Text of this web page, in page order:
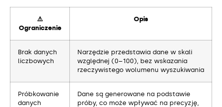
⚠️
Ograniczenie
Opis
Brak danych
liczbowych
Narzędzie przedstawia dane w skali
względnej (0–100), bez wskazania
rzeczywistego wolumenu wyszukiwania
Próbkowanie
danych
Dane są generowane na podstawie
próby, co może wpływać na precyzję,